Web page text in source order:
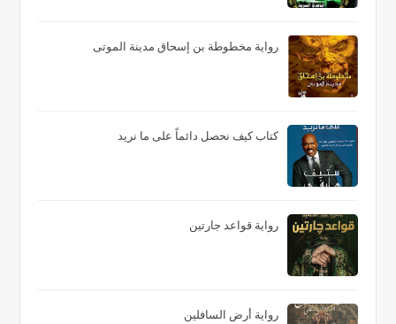
رواية مخطوطة بن إسحاق مدينة الموتى
كتاب كيف نحصل دائماً على ما نريد
رواية قواعد جارتين
رواية أرض السافلين